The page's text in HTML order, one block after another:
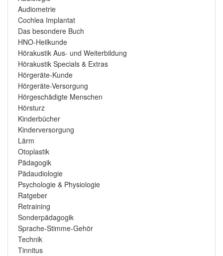
Audiometrie
Cochlea Implantat
Das besondere Buch
HNO-Heilkunde
Hörakustik Aus- und Weiterbildung
Hörakustik Specials & Extras
Hörgeräte-Kunde
Hörgeräte-Versorgung
Hörgeschädigte Menschen
Hörsturz
Kinderbücher
Kinderversorgung
Lärm
Otoplastik
Pädagogik
Pädaudiologie
Psychologie & Physiologie
Ratgeber
Retraining
Sonderpädagogik
Sprache-Stimme-Gehör
Technik
Tinnitus